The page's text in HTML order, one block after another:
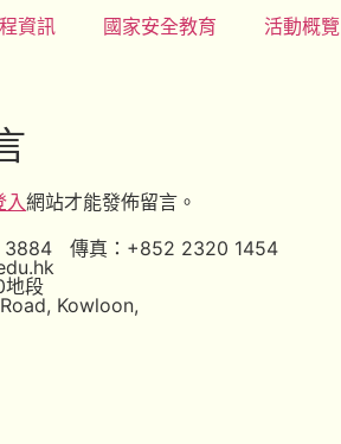
資訊 國家安全教育 活動概覽
入網站才能發佈留言。
3884 傳真：+852 2320 1454
地段
Kowloon,